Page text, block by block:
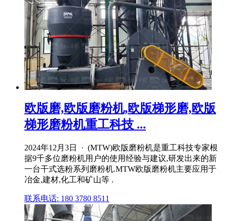
欧版磨,欧版磨粉机,欧版梯形磨,欧版
梯形磨粉机重工科技 ...
2024年12月3日 · (MTW)欧版磨粉机是重工科技专家根
据9千多位磨粉机用户的使用经验与建议,研发出来的新
一台干式选粉系列磨粉机.MTW欧版磨粉机主要应用于
冶金,建材,化工和矿山等 .
联系电话: 180 3780 8511